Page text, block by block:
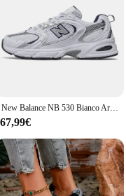
New Balance NB 530 Bianco Argento Navy Nero Grigio Matter Metallic Scarpe da ginnastica per sport all'aria aperta Scarpe da ginnastica da passeggio Donna Uomo Scarpe da corsa
67,99€